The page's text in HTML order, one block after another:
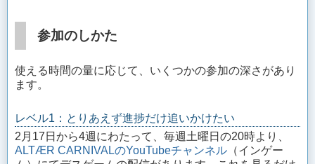
参加のしかた
使える時間の量に応じて、いくつかの参加の深さがあり
ます。
レベル1：とりあえず進捗だけ追いかけたい
2月17日から4週にわたって、毎週土曜日の20時より、
ALTÆR CARNIVALのYouTubeチャンネル （インゲー